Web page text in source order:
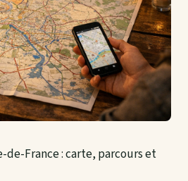
de-France : carte, parcours et